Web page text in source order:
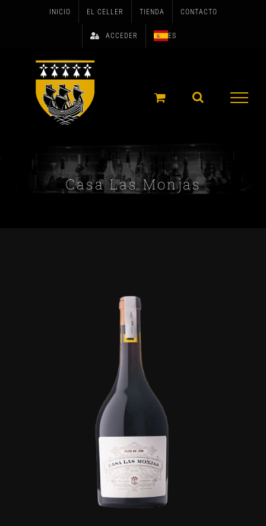
INICIO EL CELLER TIENDA CONTACTO
ACCEDER ES
Casa Las Monjas